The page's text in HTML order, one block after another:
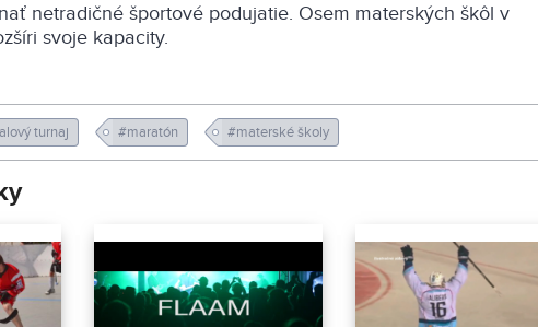
netradičné športové podujatie. Osem materských škôl v
svoje kapacity.
turnaj #maratón #materské školy